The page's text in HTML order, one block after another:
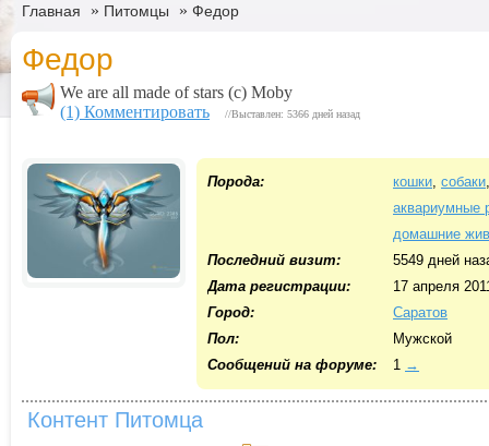
Главная » Питомцы » Федор
Федор
We are all made of stars (c) Moby
(1) Комментировать
//Выставлен: 5366 дней назад
Порода: кошки, собаки,
аквариумные
домашние
Последний визит:
5549 дней
Дата регистрации:
17 апреля
Город:
Саратов
Пол:
Мужской
Cообщений на форуме:
1 →
Контент Питомца